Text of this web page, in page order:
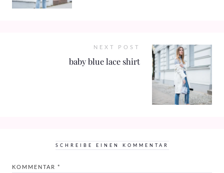
NEXT POST
baby blue lace shirt
SCHREIBE EINEN KOMMENTAR
KOMMENTAR *